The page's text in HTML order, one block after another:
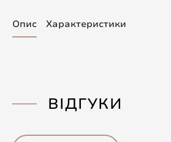
Опис Характеристики
ВІДГУКИ